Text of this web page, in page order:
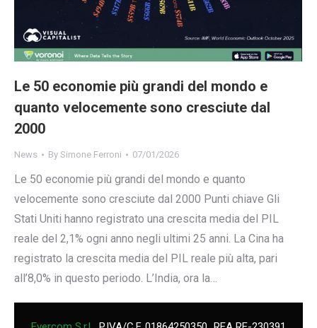
Le 50 economie più grandi del mondo e
quanto velocemente sono cresciute dal
2000
News By Simone Ferroni 07/01/2026
Le 50 economie più grandi del mondo e quanto
velocemente sono cresciute dal 2000 Punti chiave Gli
Stati Uniti hanno registrato una crescita media del PIL
reale del 2,1% ogni anno negli ultimi 25 anni. La Cina ha
registrato la crescita media del PIL reale più alta, pari
all’8,0% in questo periodo. L’India, ora la…